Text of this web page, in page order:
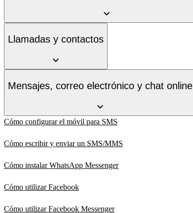
Llamadas y contactos
Mensajes, correo electrónico y chat online
Cómo configurar el móvil para SMS
Cómo escribir y enviar un SMS/MMS
Cómo instalar WhatsApp Messenger
Cómo utilizar Facebook
Cómo utilizar Facebook Messenger